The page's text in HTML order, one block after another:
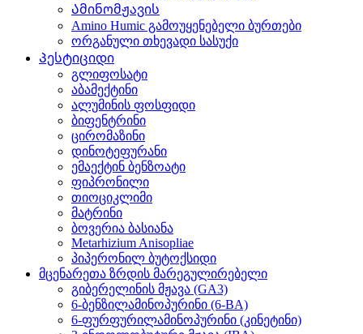
Ამინომჟავის
Amino Humic გამოუყენებელი ბურთები
ორგანული თხევადი სასუქი
Პესტიციდი
გლიფოსატი
აბამექტინი
ალუმინის ფოსფიდი
ბიფენტრინი
ცირომაზინი
დინოტეფურანი
ემაექტინ ბენზოატი
ფიპრონილი
თიოციკლიმი
მატრინი
ბოვერია ბასიანა
Metarhizium Anisopliae
პიპერონილ ბუტოქსიდი
მცენარეთა ზრდის მარეგულირებელი
გიბერელინის მჟავა (GA3)
6-ბენზილამინოპურინი (6-BA)
6-ფურფურილამინოპურინი (კინეტინი)